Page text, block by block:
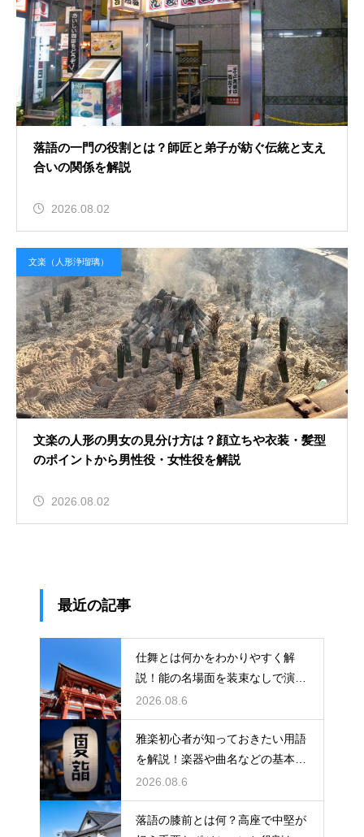
落語の一門の役割とは？師匠と弟子が紡ぐ伝統と支え
合いの関係を解説
2026.08.02
文楽（人形浄瑠璃）
文楽の人形の男女の見分け方は？顔立ちや衣装・髪型
のポイントから男性役・女性役を解説
2026.08.02
最近の記事
仕舞とは何かをわかりやすく解
説！能の名場面を装束なしで演じ
る独特な舞台の魅力に迫る
2026.08.6
雅楽初心者が知っておきたい用語
を解説！楽器や曲名などの基本を
やさしく紹介、これで専門用語も
怖くない
2026.08.6
落語の膝前とは何？高座で中堅が